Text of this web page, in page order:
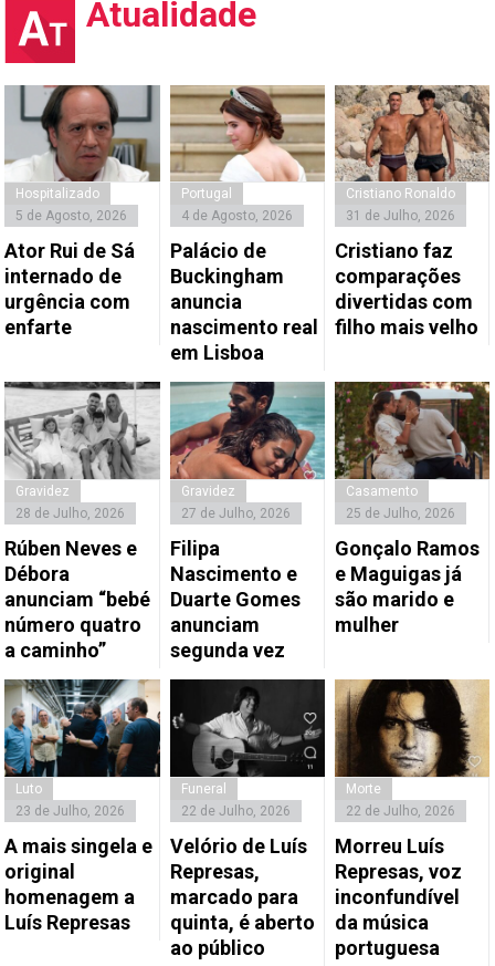
Atualidade
Hospitalizado
5 de Agosto, 2026
Ator Rui de Sá
internado de
urgência com
enfarte
Portugal
4 de Agosto, 2026
Palácio de
Buckingham
anuncia
nascimento real
em Lisboa
Cristiano Ronaldo
31 de Julho, 2026
Cristiano faz
comparações
divertidas com
filho mais velho
Gravidez
28 de Julho, 2026
Rúben Neves e
Débora
anunciam “bebé
número quatro
a caminho”
Gravidez
27 de Julho, 2026
Filipa
Nascimento e
Duarte Gomes
anunciam
segunda vez
Casamento
25 de Julho, 2026
Gonçalo Ramos
e Maguigas já
são marido e
mulher
Luto
23 de Julho, 2026
A mais singela e
original
homenagem a
Luís Represas
Funeral
22 de Julho, 2026
Velório de Luís
Represas,
marcado para
quinta, é aberto
ao público
Morte
22 de Julho, 2026
Morreu Luís
Represas, voz
inconfundível
da música
portuguesa